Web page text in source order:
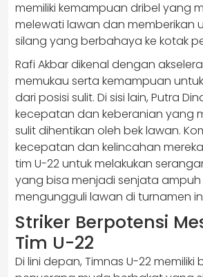
memiliki kemampuan dribel yang
melewati lawan dan memberikan
silang yang berbahaya ke kotak
Rafi Akbar dikenal dengan
memukau serta kemampuan
dari posisi sulit. Di sisi lain, Putra
kecepatan dan keberanian yang
sulit dihentikan oleh bek lawan.
kecepatan dan kelincahan
tim U-22 untuk melakukan
yang bisa menjadi senjata ampuh
mengungguli lawan di turnamen
Striker Berpotensi
Tim U-22
Di lini depan, Timnas U-22 memiliki